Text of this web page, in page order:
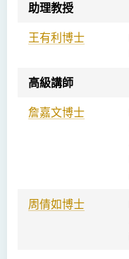
助理教授
王有利博士
高級講師
詹嘉文博士
周倩如博士